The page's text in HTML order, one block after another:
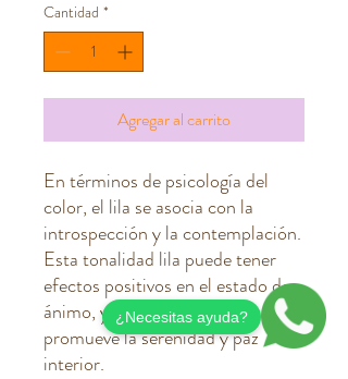
Cantidad *
Agregar al carrito
En términos de psicología del
color, el lila se asocia con la
introspección y la contemplación.
Esta tonalidad lila puede tener
efectos positivos en el estado de
ánimo, ya que se cree que
promueve la serenidad y paz
interior.
¿Necesitas ayuda?